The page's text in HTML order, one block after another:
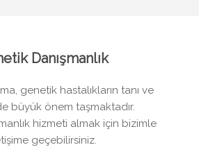
Danışmanlık
genetik hastalıkların tanı ve
büyük önem taşmaktadır.
hizmeti almak için bizimle
geçebilirsiniz.